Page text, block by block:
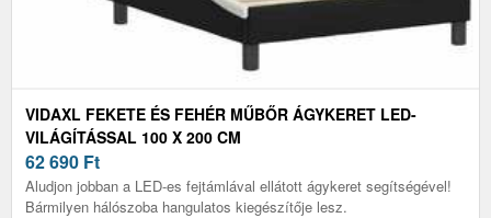
VIDAXL FEKETE ÉS FEHÉR MŰBŐR ÁGYKERET LED-
VILÁGÍTÁSSAL 100 X 200 CM
62 690 Ft
Aludjon jobban a LED-es fejtámlával ellátott ágykeret segítségével!
Bármilyen hálószoba hangulatos kiegészítője lesz.